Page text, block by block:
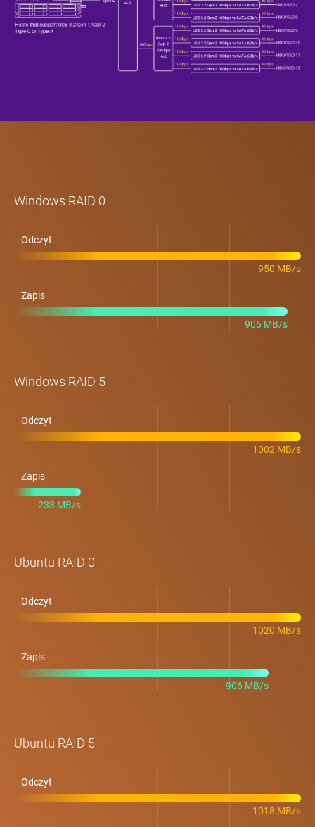
Windows RAID 0
Odczyt
950 MB/s
Zapis
906 MB/s
Windows RAID 5
Odczyt
1002 MB/s
Zapis
233 MB/s
Ubuntu RAID 0
Odczyt
1020 MB/s
Zapis
906 MB/s
Ubuntu RAID 5
Odczyt
1018 MB/s